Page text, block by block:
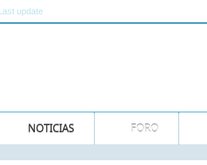
update
NOTICIAS FORO